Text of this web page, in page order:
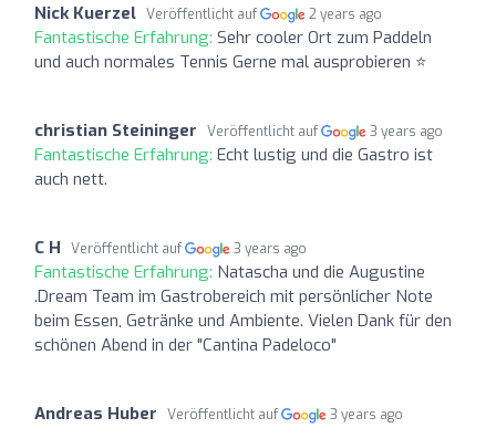
Nick Kuerzel Veröffentlicht auf 2 years ago
Fantastische Erfahrung: Sehr cooler Ort zum Paddeln
und auch normales Tennis Gerne mal ausprobieren ⭐️
christian Steininger Veröffentlicht auf 3 years ago
Fantastische Erfahrung: Echt lustig und die Gastro ist
auch nett.
C H Veröffentlicht auf 3 years ago
Fantastische Erfahrung: Natascha und die Augustine
.Dream Team im Gastrobereich mit persönlicher Note
beim Essen, Getränke und Ambiente. Vielen Dank für den
schönen Abend in der "Cantina Padeloco"
Andreas Huber Veröffentlicht auf 3 years ago